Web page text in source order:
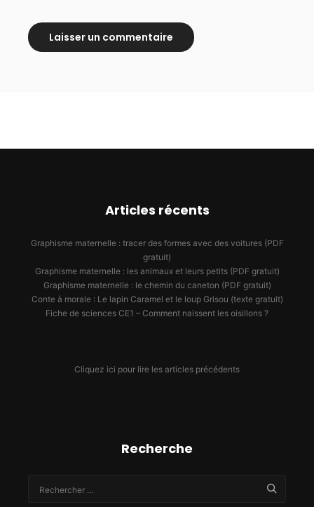
Articles récents
Graphisme maternelle : tracer des formes avec des voitures (PDF
gratuit)
Graphisme maternelle : les animaux et leurs petits (PDF gratuit)
Graphisme maternelle : le chemin du caneton (PDF gratuit)
Conte à morale : Le lapin Caramel et le loup Grisou (texte gratuit)
Fiche de sciences CE1 – Comment naissent les oisillons ?
Cliquez ici pour lire les articles précédents
Recherche